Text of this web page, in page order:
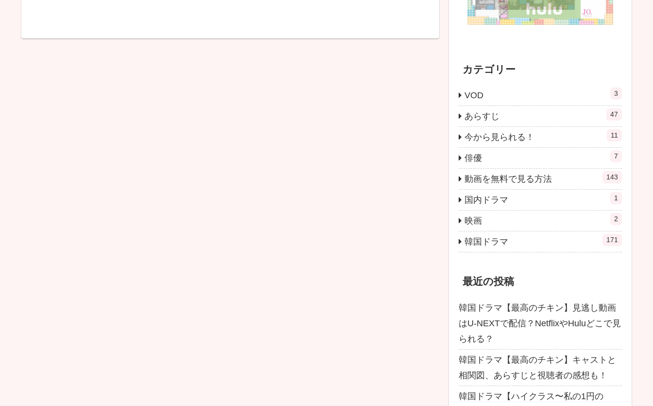
カテゴリー
VOD 3
あらすじ 47
今から見られる！ 11
俳優 7
動画を無料で見る方法 143
国内ドラマ 1
映画 2
韓国ドラマ 171
最近の投稿
韓国ドラマ【最高のチキン】見逃し動画
はU-NEXTで配信？NetflixやHuluどこで見
られる？
韓国ドラマ【最高のチキン】キャストと
相関図、あらすじと視聴者の感想も！
韓国ドラマ【ハイクラス〜私の1円の